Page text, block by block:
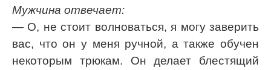
Мужчина отвечает:
— О, не стоит волноваться, я могу заверить
вас, что он у меня ручной, а также обучен
некоторым трюкам. Он делает блестящий